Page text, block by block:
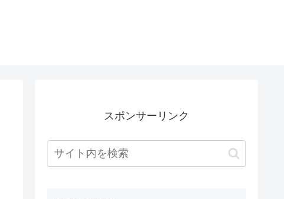
スポンサーリンク